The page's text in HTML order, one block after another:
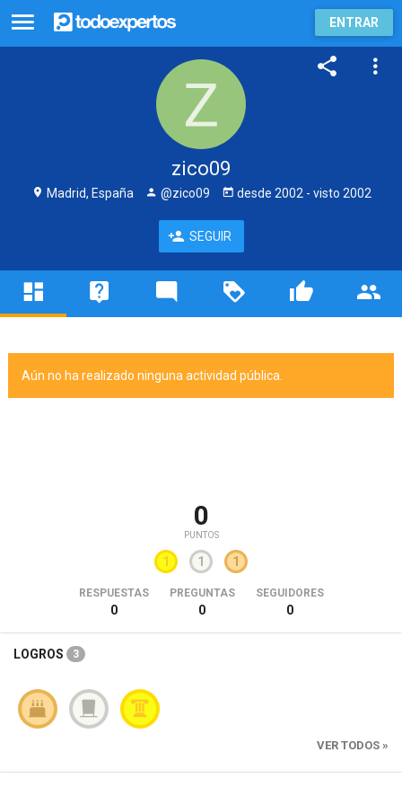
ENTRAR
zico09
Madrid, España @zico09 desde 2002 - visto 2002
SEGUIR
Aún no ha realizado ninguna actividad pública.
0
PUNTOS
1 1 1
RESPUESTAS
0
PREGUNTAS
0
SEGUIDORES
0
LOGROS 3
VER TODOS »